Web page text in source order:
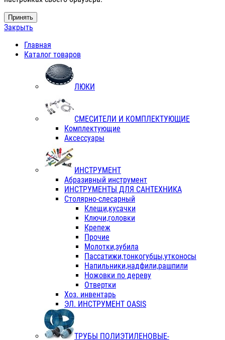
Принять
Закрыть
Главная
Каталог товаров
ЛЮКИ
СМЕСИТЕЛИ И КОМПЛЕКТУЮЩИЕ
Комплектующие
Аксессуары
ИНСТРУМЕНТ
Абразивный инструмент
ИНСТРУМЕНТЫ ДЛЯ САНТЕХНИКА
Столярно-слесарный
Клещи,кусачки
Ключи,головки
Крепеж
Прочие
Молотки,зубила
Пассатижи,тонкогубцы,утконосы
Напильники,надфили,рашпили
Ножовки по дереву
Отвертки
Хоз. инвентарь
ЭЛ. ИНСТРУМЕНТ OASIS
ТРУБЫ ПОЛИЭТИЛЕНОВЫЕ-